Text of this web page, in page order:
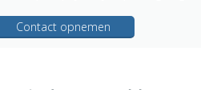
Contact opnemen